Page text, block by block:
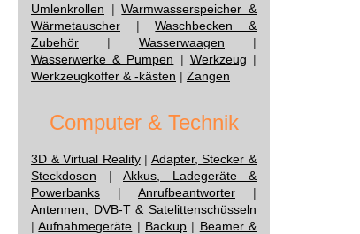
Umlenkrollen |Warmwasserspeicher &
Wärmetauscher |Waschbecken &
Zubehör | Wasserwaagen |
Wasserwerke & Pumpen | Werkzeug |
Werkzeugkoffer & -kästen | Zangen
Computer & Technik
3D & Virtual Reality| Adapter, Stecker &
Steckdosen | Akkus, Ladegeräte &
Powerbanks | Anrufbeantworter |
Antennen, DVB-T & Satelittenschüsseln
|Aufnahmegeräte | Backup | Beamer &